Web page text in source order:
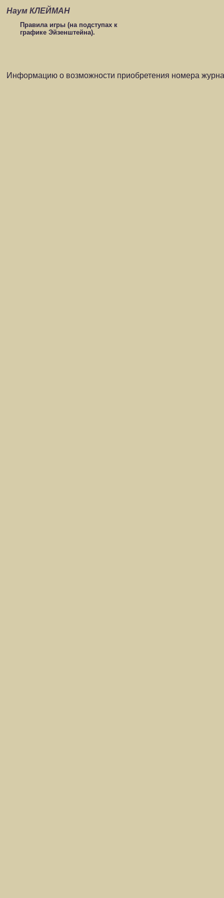
Наум КЛЕЙМАН
Правила игры (на подступах к
графике Эйзенштейна).
Информацию о возможности приобретения номера